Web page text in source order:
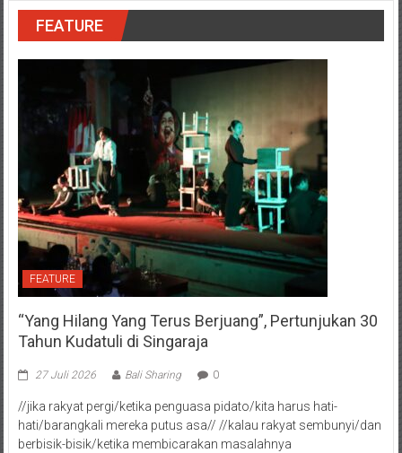
FEATURE
FEATURE
“Yang Hilang Yang Terus Berjuang”, Pertunjukan 30
Tahun Kudatuli di Singaraja
27 Juli 2026 Bali Sharing 0
//jika rakyat pergi/ketika penguasa pidato/kita harus hati-
hati/barangkali mereka putus asa// //kalau rakyat sembunyi/dan
berbisik-bisik/ketika membicarakan masalahnya